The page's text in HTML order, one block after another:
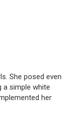
She posed even
a simple white
her